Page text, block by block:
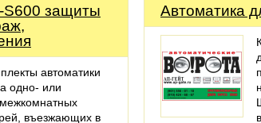
S600 защиты
автоматики
одно- или
межкомнатных
въезжающих в
Автоматика